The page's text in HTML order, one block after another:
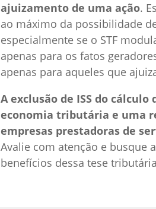
ajuizamento de uma ação.
ao máximo da possibilidade
especialmente se o STF
apenas para os fatos
apenas para aqueles que
A exclusão de ISS do
economia tributária e uma
empresas prestadoras de
Avalie com atenção e busque
benefícios dessa tese